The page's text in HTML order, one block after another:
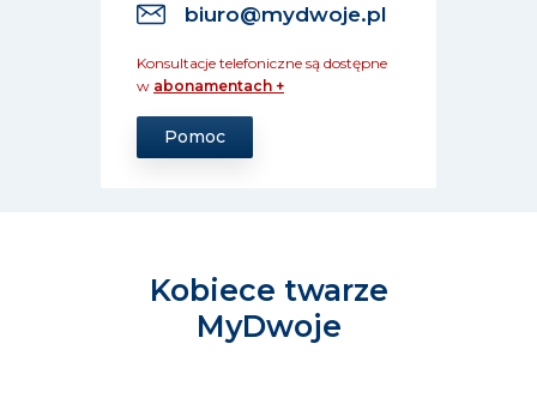
biuro@mydwoje.pl
Konsultacje telefoniczne są dostępne
w abonamentach +
Pomoc
Kobiece twarze
MyDwoje